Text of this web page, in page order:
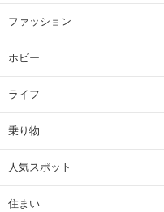
ファッション
ホビー
ライフ
乗り物
人気スポット
住まい